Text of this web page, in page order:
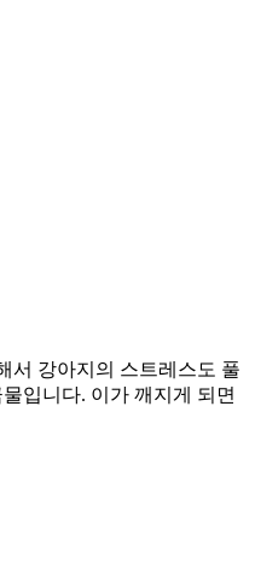
서 강아지의 스트레스도 풀
입니다. 이가 깨지게 되면